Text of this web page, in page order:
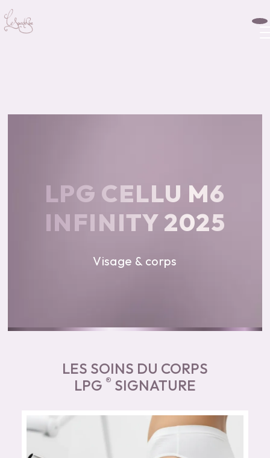
LPG CELLU M6
INFINITY 2025
Visage & corps
LES SOINS DU CORPS
LPG ® SIGNATURE
Panneau de gestion des cookies